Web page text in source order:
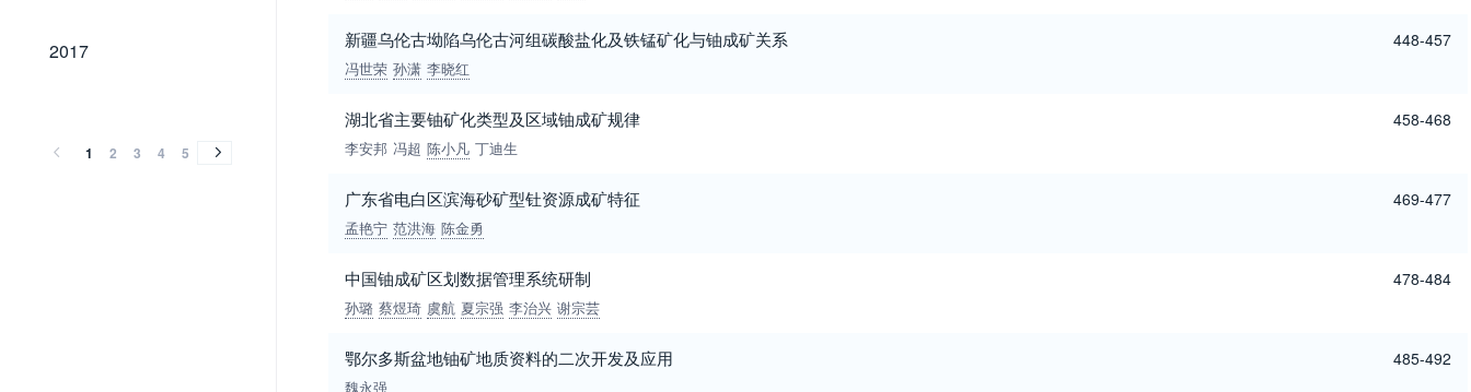
2017
2017
1 2 3 4 5
新疆乌伦古坳陷乌伦古河组碳酸盐化及铁锰矿化与铀成矿关系
冯世荣 孙潇 李晓红
448-457
湖北省主要铀矿化类型及区域铀成矿规律
李安邦 冯超 陈小凡 丁迪生
458-468
广东省电白区滨海砂矿型钍资源成矿特征
孟艳宁 范洪海 陈金勇
469-477
中国铀成矿区划数据管理系统研制
孙璐 蔡煜琦 虞航 夏宗强 李治兴 谢宗芸
478-484
鄂尔多斯盆地铀矿地质资料的二次开发及应用
魏永强
485-492